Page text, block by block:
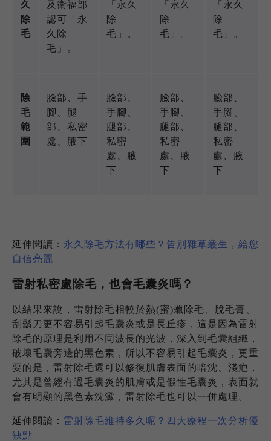
久
除
毛
及衛福部
認可「永
久除
毛」。
「永久
除
毛」。
「永久
除
毛」。
「永久
除
毛」。
除
毛
範
圍
臉部、手
腳、腿
部、私密
處、腋下
臉部、
手腳、
腿部、
私密
處、腋
下
臉部、
手腳、
腿部、
私密
處、腋
下
臉部、
手腳、
腿部、
私密
處、腋
下
延伸閱讀： 永久除毛方法有哪些？告別雜草叢生，給您
自信亮麗
雷射私密處除毛，也會毛囊炎嗎？
以結果來說，雷射除毛相較於熱(蜜)蠟除毛、脫毛膏、
刮鬍刀更不容易引起毛囊炎或是長丘疹，這是因為雷射
除毛的原理是利用不同波長的光波，深入到毛囊組織，
破壞毛囊旁邊的黑色素，所以不容易引起毛囊炎，更重
要的是，雷射除毛還可以修復肌膚表面的暗沈、淺疤，
尤其是曾經有過毛囊炎的肌膚或是假性毛囊炎，表面就
會有明顯的黑色素沈澱，雷射除毛也可以一併處理。
延伸閱讀： 雷射除毛維持多久呢？四大療程一次分析優
缺點